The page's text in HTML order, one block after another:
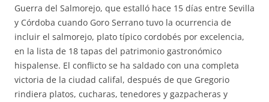
Guerra del Salmorejo, que estalló hace 15 días entre Sevilla
y Córdoba cuando Goro Serrano tuvo la ocurrencia de
incluir el salmorejo, plato típico cordobés por excelencia,
en la lista de 18 tapas del patrimonio gastronómico
hispalense. El conflicto se ha saldado con una completa
victoria de la ciudad califal, después de que Gregorio
rindiera platos, cucharas, tenedores y gazpacheras y